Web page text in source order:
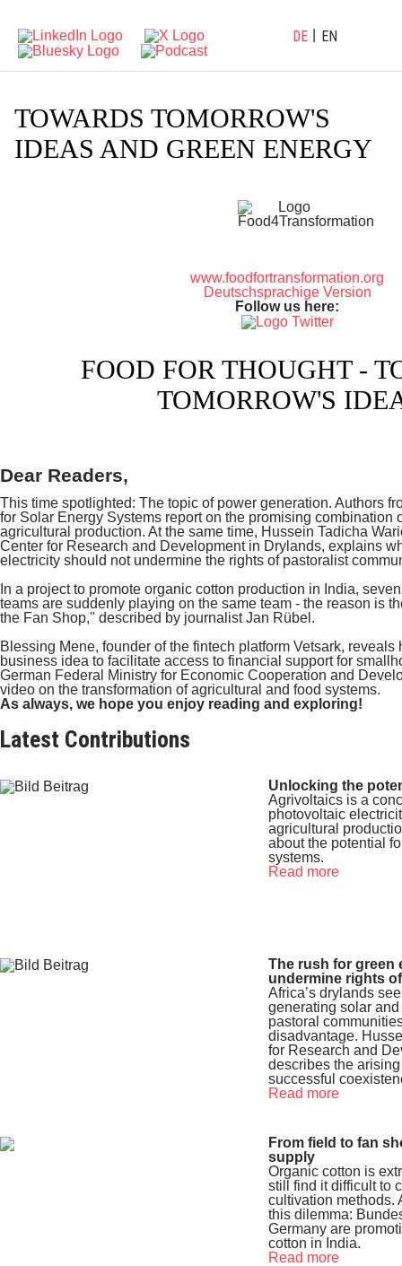
DE EN
TOWARDS TOMORROW'S
IDEAS AND GREEN ENERGY
www.foodfortransformation.org
Deutschsprachige Version
Follow us here:
FOOD FOR THOUGHT -
TOMORROW'S
Dear Readers,
This time spotlighted: The topic of power generation. Authors
for Solar Energy Systems report on the promising combination
agricultural production. At the same time, Hussein Tadicha
Center for Research and Development in Drylands, explains
electricity should not undermine the rights of pastoralist
In a project to promote organic cotton production in India,
teams are suddenly playing on the same team - the reason is
the Fan Shop," described by journalist Jan Rübel.
Blessing Mene, founder of the fintech platform Vetsark, reveals
business idea to facilitate access to financial support for
German Federal Ministry for Economic Cooperation and
video on the transformation of agricultural and food systems.
As always, we hope you enjoy reading and exploring!
Latest Contributions
Unlocking the
Agrivoltaics is a
photovoltaic
agricultural
about the potential
systems.
Read more
The rush for green
undermine rights
Africa’s drylands
generating solar
pastoral
disadvantage.
for Research and
describes the
successful
Read more
From field to fan
supply
Organic cotton is
still find it difficult to
cultivation methods.
this dilemma:
Germany are
cotton in India.
Read more